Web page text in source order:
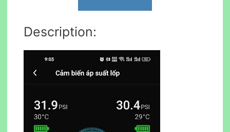
Description: